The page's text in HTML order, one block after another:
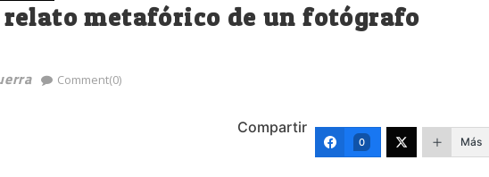
relato metafórico de un fotógrafo
Comment(0)
Compartir
0 Más